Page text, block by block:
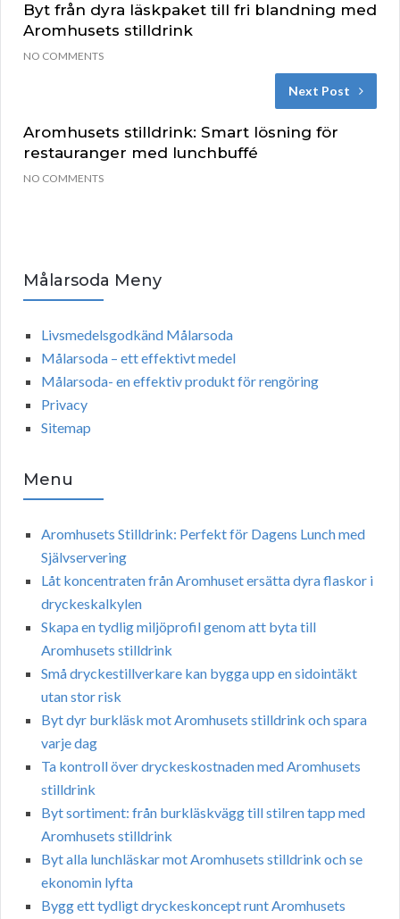
Byt från dyra läskpaket till fri blandning med
Aromhusets stilldrink
NO COMMENTS
Next Post
Aromhusets stilldrink: Smart lösning för
restauranger med lunchbuffé
NO COMMENTS
Målarsoda Meny
Livsmedelsgodkänd Målarsoda
Målarsoda – ett effektivt medel
Målarsoda- en effektiv produkt för rengöring
Privacy
Sitemap
Menu
Aromhusets Stilldrink: Perfekt för Dagens Lunch med
Självservering
Låt koncentraten från Aromhuset ersätta dyra flaskor i
dryckeskalkylen
Skapa en tydlig miljöprofil genom att byta till
Aromhusets stilldrink
Små dryckestillverkare kan bygga upp en sidointäkt
utan stor risk
Byt dyr burkläsk mot Aromhusets stilldrink och spara
varje dag
Ta kontroll över dryckeskostnaden med Aromhusets
stilldrink
Byt sortiment: från burkläskvägg till stilren tapp med
Aromhusets stilldrink
Byt alla lunchläskar mot Aromhusets stilldrink och se
ekonomin lyfta
Bygg ett tydligt dryckeskoncept runt Aromhusets